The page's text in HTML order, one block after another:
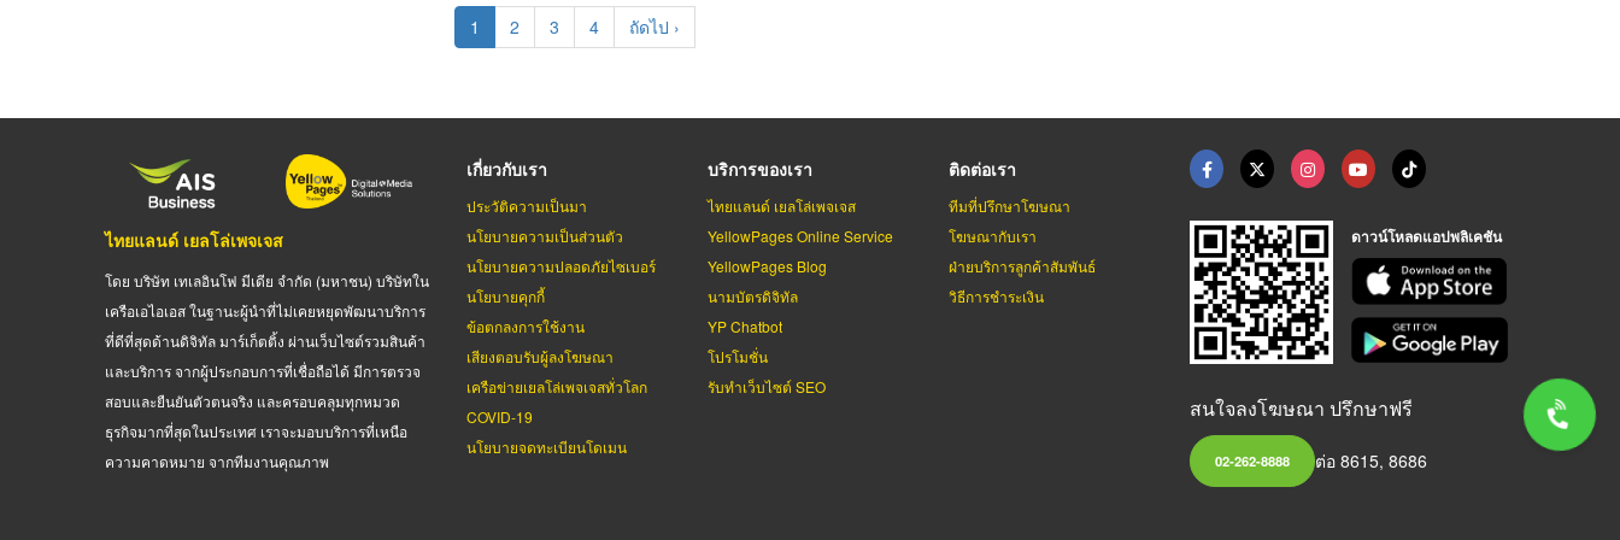
Current
page
1 Page
2 Page
3 Page
4
Next
page
ถัดไป ›
ไทยแลนด์ เยลโล่เพจเจส
โดย บริษัท เทเลอินโฟ มีเดีย จำกัด (มหาชน) บริษัทใน
เครือเอไอเอส ในฐานะผู้นำที่ไม่เคยหยุดพัฒนาบริการ
ที่ดีที่สุดด้านดิจิทัล มาร์เก็ตติ้ง ผ่านเว็บไซต์รวมสินค้า
และบริการ จากผู้ประกอบการที่เชื่อถือได้ มีการตรวจ
สอบและยืนยันตัวตนจริง และครอบคลุมทุกหมวด
ธุรกิจมากที่สุดในประเทศ เราจะมอบบริการที่เหนือ
ความคาดหมาย จากทีมงานคุณภาพ
เกี่ยวกับเรา
ประวัติความเป็นมา
นโยบายความเป็นส่วนตัว
นโยบายความปลอดภัยไซเบอร์
นโยบายคุกกี้
ข้อตกลงการใช้งาน
เสียงตอบรับผู้ลงโฆษณา
เครือข่ายเยลโล่เพจเจสทั่วโลก
COVID-19
นโยบายจดทะเบียนโดเมน
บริการของเรา
ไทยแลนด์ เยลโล่เพจเจส
YellowPages Online Service
YellowPages Blog
นามบัตรดิจิทัล
YP Chatbot
โปรโมชั่น
รับทำเว็บไซต์ SEO
ติดต่อเรา
ทีมที่ปรึกษาโฆษณา
โฆษณากับเรา
ฝ่ายบริการลูกค้าสัมพันธ์
วิธีการชำระเงิน
ดาวน์โหลดแอปพลิเคชัน
สนใจลงโฆษณา ปรึกษาฟรี
02-262-8888 ต่อ 8615, 8686